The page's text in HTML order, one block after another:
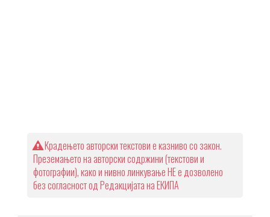
Крадењето авторски текстови е казниво со закон.
Преземањето на авторски содржини (текстови и
фотографии), како и нивно линкување НЕ е дозволено
без согласност од Редакцијата на ЕКИПА